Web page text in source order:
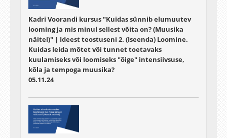
Kadri Voorandi kursus "Kuidas sünnib elumuutev
looming ja mis minul sellest võita on? (Muusika
näitel)" | Ideest teostuseni 2. (Iseenda) Loomine.
Kuidas leida mõtet või tunnet toetavaks
kuulamiseks või loomiseks "õige" intensiivsuse,
kõla ja tempoga muusika?
05.11.24